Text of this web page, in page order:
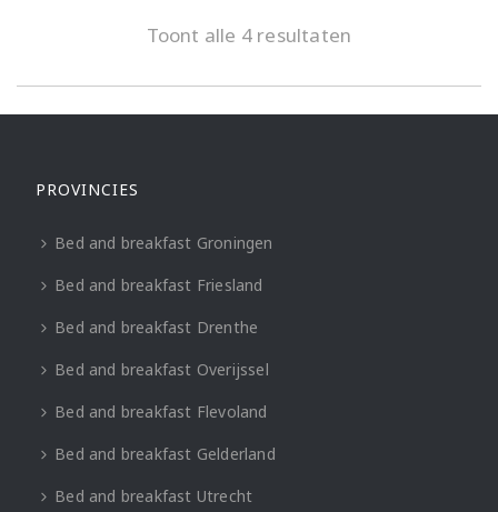
Toont alle 4 resultaten
PROVINCIES
Bed and breakfast Groningen
Bed and breakfast Friesland
Bed and breakfast Drenthe
Bed and breakfast Overijssel
Bed and breakfast Flevoland
Bed and breakfast Gelderland
Bed and breakfast Utrecht